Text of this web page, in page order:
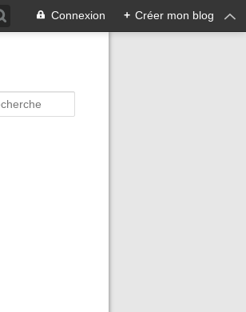
Connexion + Créer mon blog